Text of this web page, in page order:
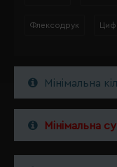
Флексодрук
Мінімальна
Мінімальна